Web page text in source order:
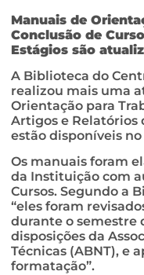
Manuais de
Conclusão de
Estágios são
A Biblioteca do
realizou mais uma
Orientação para
Artigos e Relatórios
estão disponíveis
Os manuais foram
da Instituição com
Cursos. Segundo a
“eles foram
durante o semestre
disposições da
Técnicas (ABNT), e
formatação”.